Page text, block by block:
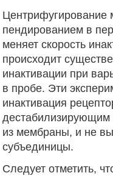
Центрифугирование
пендированием в
меняет скорость
происходит
инактивации при
в пробе. Эти
инактивация
из мембраны, и не
субъединицы.
Следует отметить,